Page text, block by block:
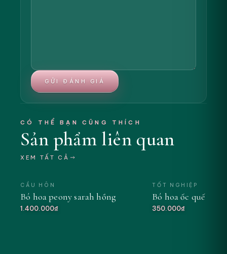
GỬI ĐÁNH GIÁ
CÓ THỂ BẠN CŨNG THÍCH
Sản phẩm liên quan
XEM TẤT CẢ
MỚI
CẦU HÔN
Bó hoa peony sarah hồng
1.400.000₫
TỐT NGHIỆP
Bó hoa ốc quế
350.000₫